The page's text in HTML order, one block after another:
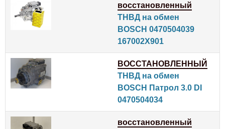
восстановленный
ТНВД на обмен
BOSCH 0470504039
167002X901
ВОССТАНОВЛЕННЫЙ
ТНВД на обмен
BOSCH Патрол 3.0 DI
0470504034
восстановленный